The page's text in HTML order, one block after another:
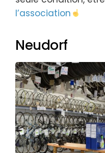
l’association
Neudorf